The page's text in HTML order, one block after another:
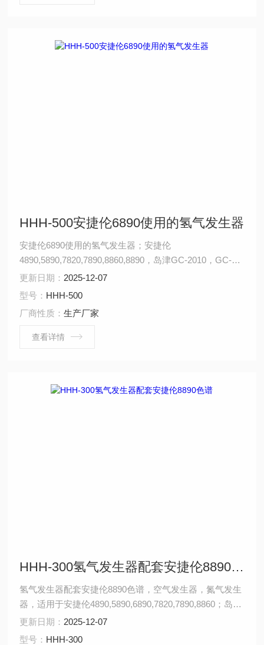
HHH-500安捷伦6890使用的氢气发生器
安捷伦6890使用的氢气发生器；安捷伦
4890,5890,7820,7890,8860,8890，岛津GC-2010，GC-
2014，GC-2030，瓦里安3800，布鲁克，PE580，空气发
生器，氮气发生器，便携式甲烷转化炉
更新日期： 2025-12-07
型号： HHH-500
厂商性质：生产厂家
查看详情
HHH-300氢气发生器配套安捷伦8890色谱
氢气发生器配套安捷伦8890色谱，空气发生器，氮气发生
器，适用于安捷伦4890,5890,6890,7820,7890,8860；岛津
GC-2010，GC-2014，GC-2030，赛默飞1310，瓦里安
3800，布鲁克。pe580, 磐诺A90，福立，川仪，天瑞，天
更新日期： 2025-12-07
型号： HHH-300